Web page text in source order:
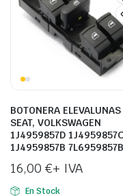
BOTONERA ELEVALUNAS
SEAT, VOLKSWAGEN
1J4959857D 1J4959857C
1J4959857B
16,00 €+ IVA
En Stock